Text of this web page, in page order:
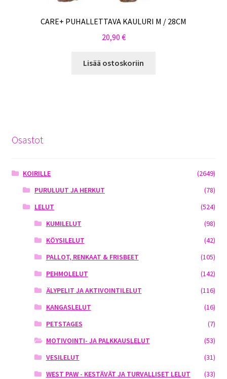
CARE+ PUHALLETTAVA KAULURI M / 28CM
20,90 €
Lisää ostoskoriin
Osastot
KOIRILLE
(2649)
PURULUUT JA HERKUT
(78)
LELUT
(524)
KUMILELUT
(98)
KÖYSILELUT
(42)
PALLOT, RENKAAT & FRISBEET
(105)
PEHMOLELUT
(142)
ÄLYPELIT JA AKTIVOINTILELUT
(116)
KANGASLELUT
(16)
PETSTAGES
(7)
MOTIVOINTI- JA PALKKAUSLELUT
(53)
VESILELUT
(31)
WEST PAW - KESTÄVÄT JA TURVALLISET LELUT
(33)